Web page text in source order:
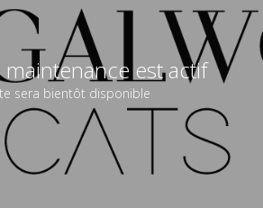
est actif
sera bientôt disponible